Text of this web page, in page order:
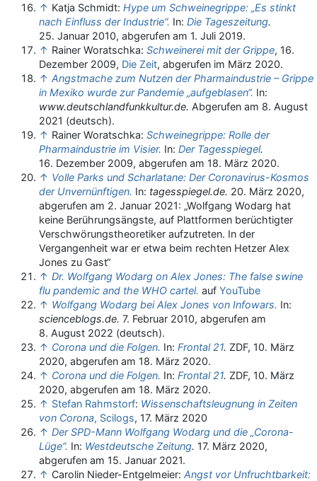
↑ Katja Schmidt: Hype um Schweinegrippe: „Es stinkt
nach Einfluss der Industrie“. In: Die Tageszeitung.
25. Januar 2010, abgerufen am 1. Juli 2019.
↑ Rainer Woratschka: Schweinerei mit der Grippe, 16.
Dezember 2009, Die Zeit, abgerufen im März 2020.
↑ Angstmache zum Nutzen der Pharmaindustrie – Grippe
in Mexiko wurde zur Pandemie „aufgeblasen“. In:
www.deutschlandfunkkultur.de. Abgerufen am 8. August
2021 (deutsch).
↑ Rainer Woratschka: Schweinegrippe: Rolle der
Pharmaindustrie im Visier. In: Der Tagesspiegel.
16. Dezember 2009, abgerufen am 18. März 2020.
↑ Volle Parks und Scharlatane: Der Coronavirus-Kosmos
der Unvernünftigen. In: tagesspiegel.de. 20. März 2020,
abgerufen am 2. Januar 2021: „Wolfgang Wodarg hat
keine Berührungsängste, auf Plattformen berüchtigter
Verschwörungstheoretiker aufzutreten. In der
Vergangenheit war er etwa beim rechten Hetzer Alex
Jones zu Gast“
↑ Dr. Wolfgang Wodarg on Alex Jones: The false swine
flu pandemic and the WHO cartel. auf YouTube
↑ Wolfgang Wodarg bei Alex Jones von Infowars. In:
scienceblogs.de. 7. Februar 2010, abgerufen am
8. August 2022 (deutsch).
↑ Corona und die Folgen. In: Frontal 21. ZDF, 10. März
2020, abgerufen am 18. März 2020.
↑ Corona und die Folgen. In: Frontal 21. ZDF, 10. März
2020, abgerufen am 18. März 2020.
↑ Stefan Rahmstorf: Wissenschaftsleugnung in Zeiten
von Corona, Scilogs, 17. März 2020
↑ Der SPD-Mann Wolfgang Wodarg und die „Corona-
Lüge“. In: Westdeutsche Zeitung. 17. März 2020,
abgerufen am 15. Januar 2021.
↑ Carolin Nieder-Entgelmeier: Angst vor Unfruchtbarkeit: